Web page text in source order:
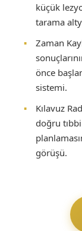
küçük
tarama
▪
Zaman
önce
sistemi.
▪
Kılavuz
doğru
görüşü.